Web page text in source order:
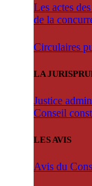
Les actes
de la
Circulaires
LA
Justice
Conseil
LES AVIS
Avis du